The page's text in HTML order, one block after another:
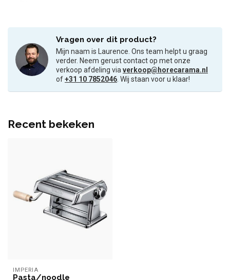
Vragen over dit product?
Mijn naam is Laurence. Ons team helpt u graag
verder. Neem gerust contact op met onze
verkoop afdeling viaverkoop@horecarama.nl
of+31 10 7852046. Wij staan voor u klaar!
Recent bekeken
IMPERIA
Pasta/noodle